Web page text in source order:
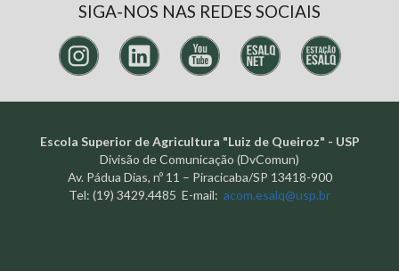
SIGA-NOS NAS REDES SOCIAIS
Escola Superior de Agricultura "Luiz de Queiroz" - USP
Divisão de Comunicação (DvComun)
Av. Pádua Dias, nº 11 – Piracicaba/SP 13418-900
Tel: (19) 3429.4485 E-mail: acom.esalq@usp.br